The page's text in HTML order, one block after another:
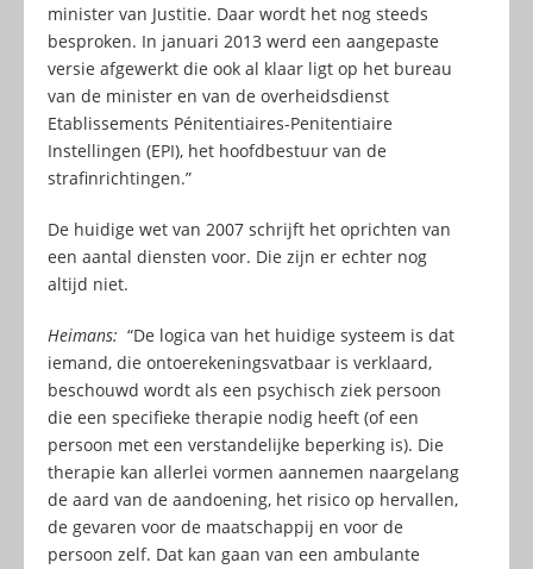
minister van Justitie. Daar wordt het nog steeds
besproken. In januari 2013 werd een aangepaste
versie afgewerkt die ook al klaar ligt op het bureau
van de minister en van de overheidsdienst
Etablissements Pénitentiaires-Penitentiaire
Instellingen (EPI), het hoofdbestuur van de
strafinrichtingen.”
De huidige wet van 2007 schrijft het oprichten van
een aantal diensten voor. Die zijn er echter nog
altijd niet.
Heimans: “De logica van het huidige systeem is dat
iemand, die ontoerekeningsvatbaar is verklaard,
beschouwd wordt als een psychisch ziek persoon
die een specifieke therapie nodig heeft (of een
persoon met een verstandelijke beperking is). Die
therapie kan allerlei vormen aannemen naargelang
de aard van de aandoening, het risico op hervallen,
de gevaren voor de maatschappij en voor de
persoon zelf. Dat kan gaan van een ambulante